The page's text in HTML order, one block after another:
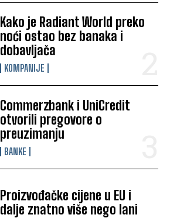
Kako je Radiant World preko
noći ostao bez banaka i
dobavljača
KOMPANIJE
Commerzbank i UniCredit
otvorili pregovore o
preuzimanju
BANKE
Proizvođačke cijene u EU i
dalje znatno više nego lani